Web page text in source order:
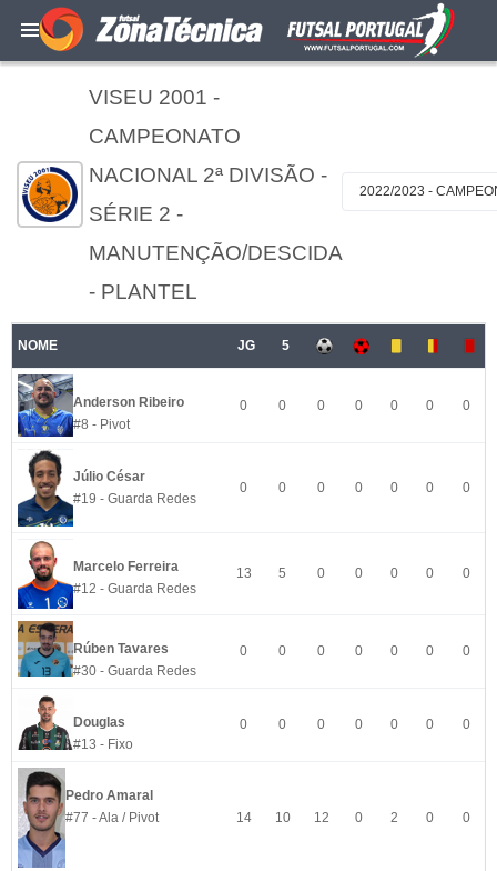
VISEU 2001 -
CAMPEONATO
NACIONAL 2ª DIVISÃO -
SÉRIE 2 -
MANUTENÇÃO/DESCIDA
- PLANTEL
2022/2023 -
NOME JG 5
Anderson Ribeiro
#8 - Pivot
0 0 0 0 0 0 0
Júlio César
#19 - Guarda Redes
0 0 0 0 0 0 0
Marcelo Ferreira
#12 - Guarda Redes
13 5 0 0 0 0 0
Rúben Tavares
#30 - Guarda Redes
0 0 0 0 0 0 0
Douglas
#13 - Fixo
0 0 0 0 0 0 0
Pedro Amaral
#77 - Ala / Pivot
14 10 12 0 2 0 0